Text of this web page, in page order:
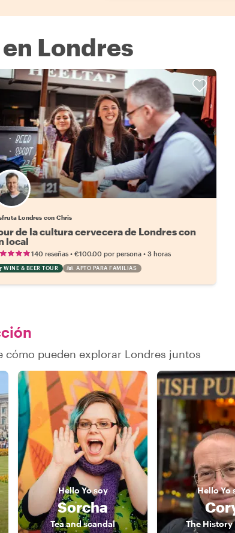
Londres
Londres con Chris
de la cultura cervecera de Londres con
local
140 reseñas •€100.00 por persona •3 horas
WINE & BEER TOUR APTO PARA FAMILIAS
cómo pueden explorar Londres juntos
Hello Yo soy
Sorcha
Tea and scandal
HelloYo
The History